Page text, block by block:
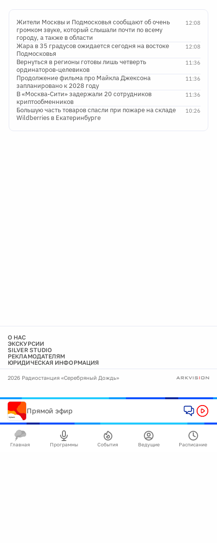
12:08
Жители Москвы и Подмосковья сообщают об очень
громком звуке, который слышали почти по всему
городу, а также в области
12:08
Жара в 35 градусов ожидается сегодня на востоке
Подмосковья
11:36
Вернуться в регионы готовы лишь четверть
ординаторов-целевиков
11:36
Продолжение фильма про Майкла Джексона
запланировано к 2028 году
11:36
В «Москва-Сити» задержали 20 сотрудников
криптообменников
10:26
Большую часть товаров спасли при пожаре на складе
Wildberries в Екатеринбурге
О НАС
ЭКСКУРСИИ
SILVER STUDIO
РЕКЛАМОДАТЕЛЯМ
ЮРИДИЧЕСКАЯ ИНФОРМАЦИЯ
2026 Радиостанция «Серебряный Дождь»
Прямой эфир
Главная Программы События Ведущие Расписание